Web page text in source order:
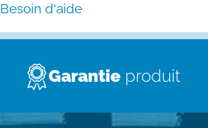
Besoin d'aide
Garantieproduit